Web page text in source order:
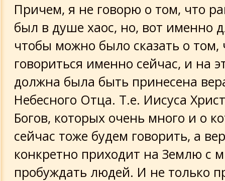
Причем, я не говорю о том, что
был в душе хаос, но, вот именно
чтобы можно было сказать о том,
говориться именно сейчас, и на
должна была быть принесена
Небесного Отца. Т.е. Иисуса
Богов, которых очень много и о
сейчас тоже будем говорить, а
конкретно приходит на Землю с
пробуждать людей. И не только